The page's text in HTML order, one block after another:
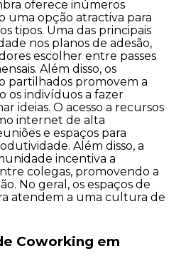
oferece inúmeros
uma opção atractiva para
tipos. Uma das principais
nos planos de adesão,
escolher entre passes
Além disso, os
partilhados promovem a
os indivíduos a fazer
ideias. O acesso a recursos
internet de alta
e espaços para
Além disso, a
incentiva a
colegas, promovendo a
No geral, os espaços de
atendem a uma cultura de
Coworking em